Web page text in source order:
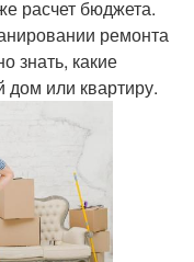
расчет бюджета.
ремонта
знать, какие
дом или квартиру.